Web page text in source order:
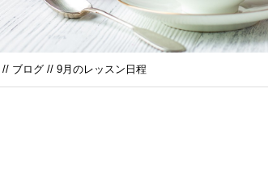
// ブログ // 9月のレッスン日程